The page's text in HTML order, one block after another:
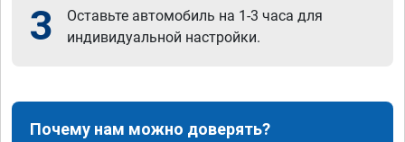
3
Оставьте автомобиль на 1-3 часа для
индивидуальной настройки.
Почему нам можно доверять?